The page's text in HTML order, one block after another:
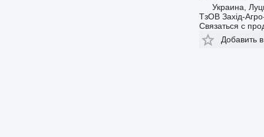
Украина,
ТзОВ Захід-
Связаться с
Добавить